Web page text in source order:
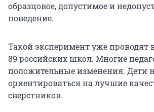
образцовое, допустимое и
поведение.
Такой эксперимент уже проводят
89 российских школ. Многие
положительные изменения. Дети
ориентироваться на лучшие
сверстников.